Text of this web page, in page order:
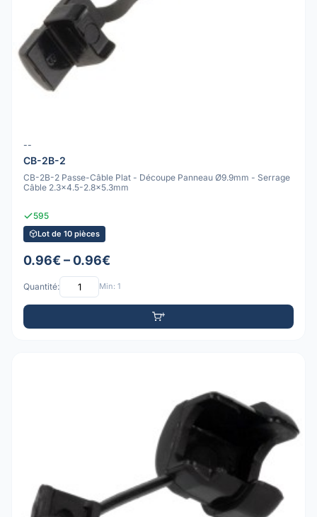
--
CB-2B-2
CB-2B-2 Passe-Câble Plat - Découpe Panneau Ø9.9mm - Serrage
Câble 2.3x4.5-2.8x5.3mm
595
Lot de 10 pièces
0.96€ – 0.96€
Quantité: Min: 1